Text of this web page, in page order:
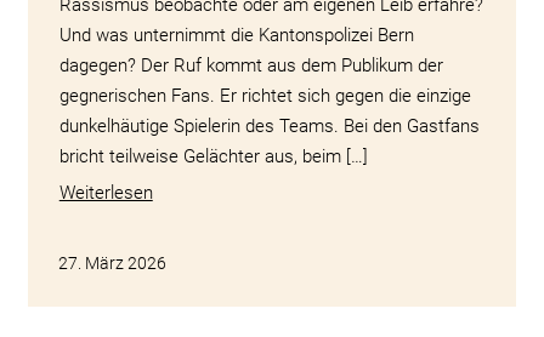
Rassismus beobachte oder am eigenen Leib erfahre?
Und was unternimmt die Kantonspolizei Bern
dagegen? Der Ruf kommt aus dem Publikum der
gegnerischen Fans. Er richtet sich gegen die einzige
dunkelhäutige Spielerin des Teams. Bei den Gastfans
bricht teilweise Gelächter aus, beim […]
Weiterlesen
27. März 2026